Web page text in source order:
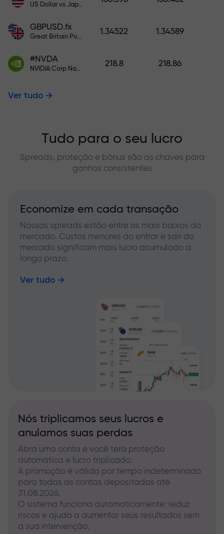
US Dollar vs Japanese Yen
GBPUSD.fx
Great Britain Pound vs US Dollar
1.34522 1.34589
#NVDA
NVIDIA Corp Nasdaq Stock Exchange (Nasdaq) USD
218.8 218.86
Ver tudo
Tudo para o seu lucro
Spreads, proteção e bônus são as chaves para
ganhos consistentes
Economize em cada transação
Nossos spreads estão entre os mais baixos do
mercado. Custos menores ao entrar e sair do
mercado significam mais lucro acumulado a
longo prazo.
Ver tudo
Nós triplicamos seus lucros e
anulamos suas perdas
Abra uma conta e você terá proteção
automática e lucro triplicado.
A promoção é válida por tempo indeterminado
para todas as contas depositadas até
31.08.2026.
O sistema funciona automaticamente: reduz
riscos e ajuda a aumentar seus resultados sem
a sua intervenção.